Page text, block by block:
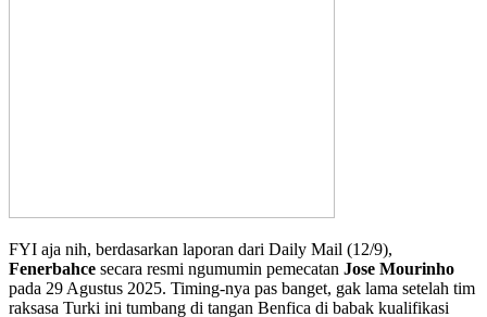
FYI aja nih, berdasarkan laporan dari Daily Mail (12/9),
Fenerbahce secara resmi ngumumin pemecatan Jose Mourinho
pada 29 Agustus 2025. Timing-nya pas banget, gak lama setelah tim
raksasa Turki ini tumbang di tangan Benfica di babak kualifikasi